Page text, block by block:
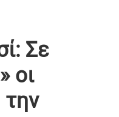
Σε
οι
την